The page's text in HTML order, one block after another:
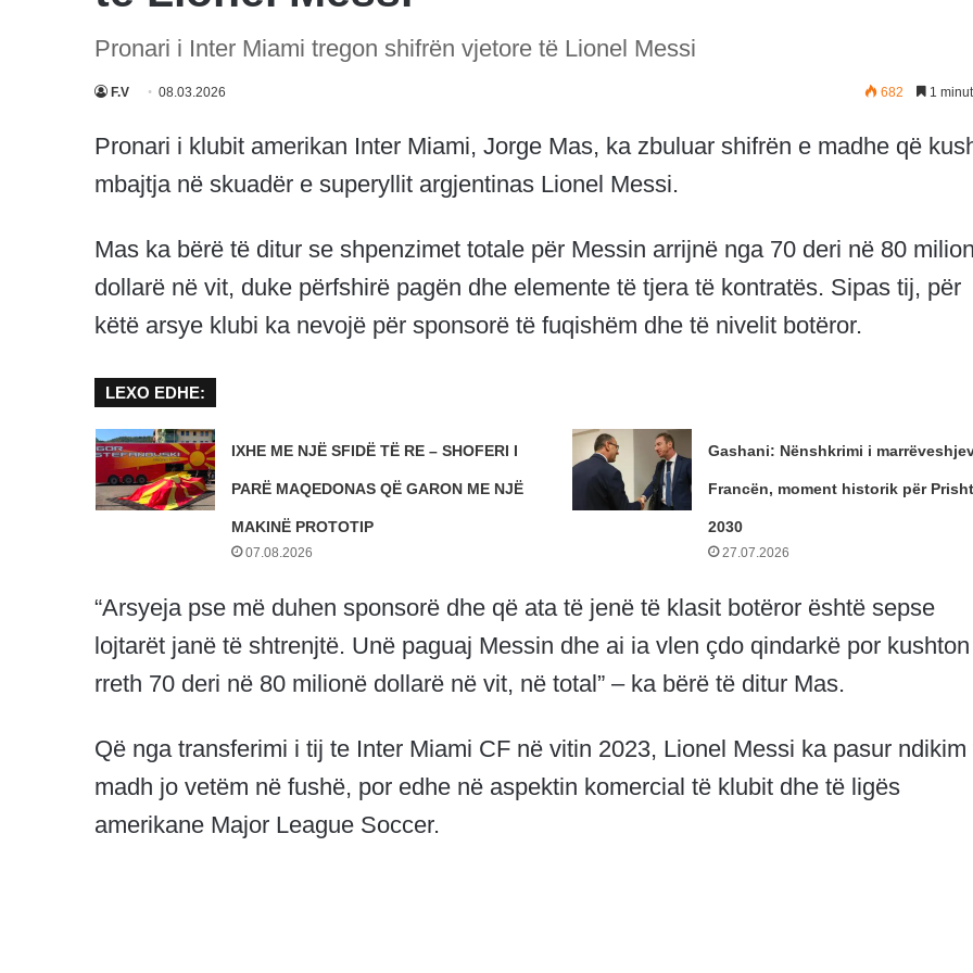
Pronari i Inter Miami tregon shifrën vjetore të Lionel Messi
F.V 08.03.2026 682 1
Pronari i klubit amerikan Inter Miami, Jorge Mas, ka zbuluar shifrën e madhe që
mbajtja në skuadër e superyllit argjentinas Lionel Messi.
Mas ka bërë të ditur se shpenzimet totale për Messin arrijnë nga 70 deri në 80
dollarë në vit, duke përfshirë pagën dhe elemente të tjera të kontratës. Sipas tij, për
këtë arsye klubi ka nevojë për sponsorë të fuqishëm dhe të nivelit botëror.
LEXO EDHE:
IXHE ME NJË SFIDË TË RE – SHOFERI I
PARË MAQEDONAS QË GARON ME NJË
MAKINË PROTOTIP
07.08.2026
Gashani: Nënshkrimi i
Francën, moment historik për
2030
27.07.2026
“Arsyeja pse më duhen sponsorë dhe që ata të jenë të klasit botëror është sepse
lojtarët janë të shtrenjtë. Unë paguaj Messin dhe ai ia vlen çdo qindarkë por kushton
rreth 70 deri në 80 milionë dollarë në vit, në total” – ka bërë të ditur Mas.
Që nga transferimi i tij te Inter Miami CF në vitin 2023, Lionel Messi ka pasur ndikim
madh jo vetëm në fushë, por edhe në aspektin komercial të klubit dhe të ligës
amerikane Major League Soccer.